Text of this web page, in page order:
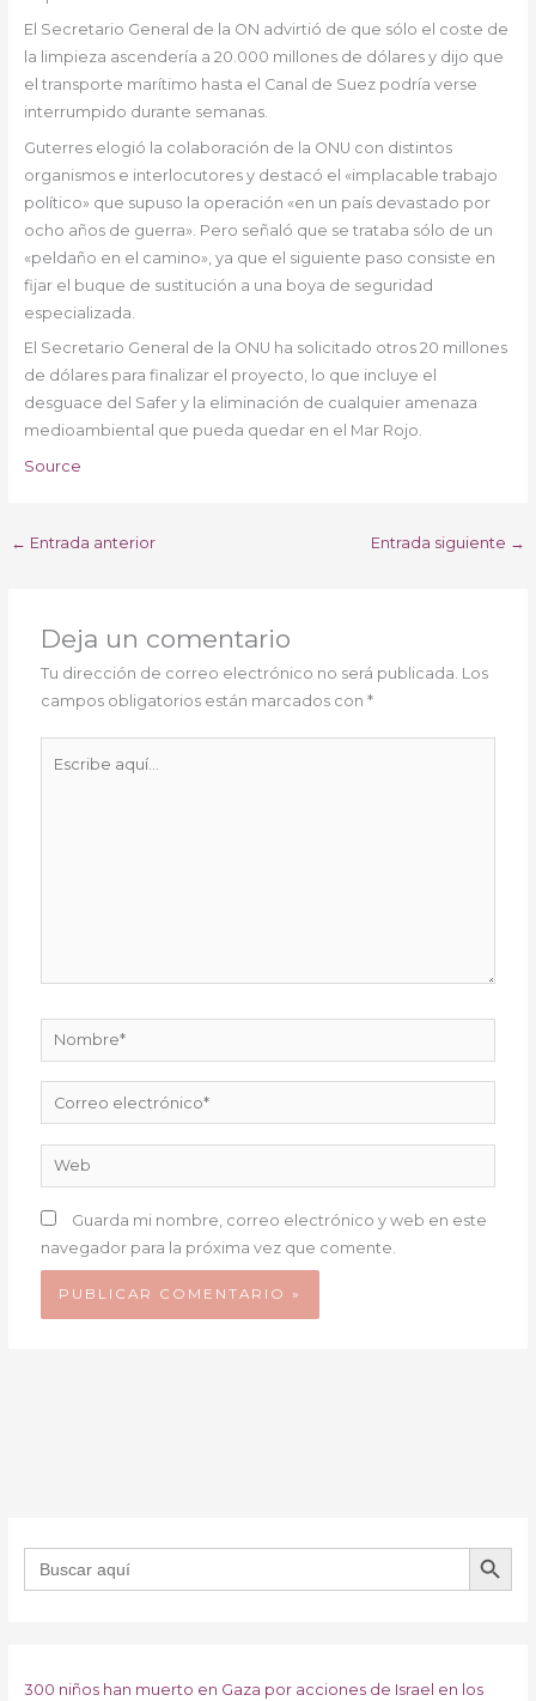
El Secretario General de la ON advirtió de que sólo el coste de
la limpieza ascendería a 20.000 millones de dólares y dijo que
el transporte marítimo hasta el Canal de Suez podría verse
interrumpido durante semanas.
Guterres elogió la colaboración de la ONU con distintos
organismos e interlocutores y destacó el «implacable trabajo
político» que supuso la operación «en un país devastado por
ocho años de guerra». Pero señaló que se trataba sólo de un
«peldaño en el camino», ya que el siguiente paso consiste en
fijar el buque de sustitución a una boya de seguridad
especializada.
El Secretario General de la ONU ha solicitado otros 20 millones
de dólares para finalizar el proyecto, lo que incluye el
desguace del Safer y la eliminación de cualquier amenaza
medioambiental que pueda quedar en el Mar Rojo.
Source
← Entrada anterior Entrada siguiente →
Deja un comentario
Tu dirección de correo electrónico no será publicada. Los
campos obligatorios están marcados con*
Nombre*
Correo
electrónico*
Web
Guarda mi nombre, correo electrónico y web en este
navegador para la próxima vez que comente.
Buscar: BOTÓN DE
300 niños han muerto en Gaza por acciones de Israel en los